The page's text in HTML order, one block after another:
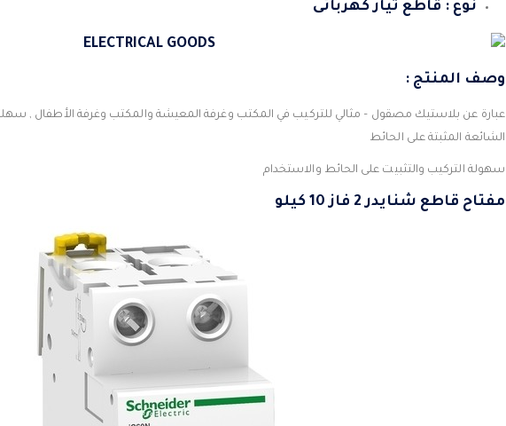
نوع : قاطع تيار كهربائى
وصف المنتج :
عبارة عن بلاستيك مصقول – مثالي للتركيب في المكتب وغرفة المعيشة والمكتب وغرفة الأطفال ,
الشائعة المثبتة على الحائط
سهولة التركيب والتثبيت على الحائط والاستخدام
مفتاح قاطع شنايدر 2 فاز 10 كيلو